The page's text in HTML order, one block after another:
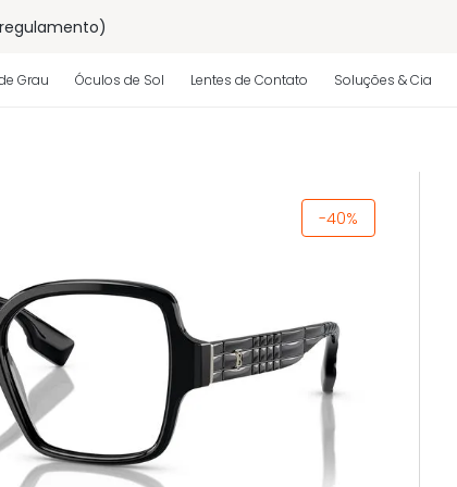
Grau Óculos de Sol Lentes de Contato Soluções & Cia
-40%